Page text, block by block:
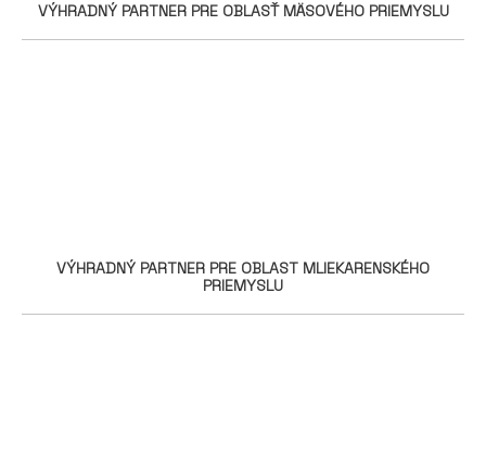
VÝHRADNÝ PARTNER PRE OBLASŤ MÄSOVÉHO PRIEMYSLU
VÝHRADNÝ PARTNER PRE OBLAST MLIEKARENSKÉHO
PRIEMYSLU